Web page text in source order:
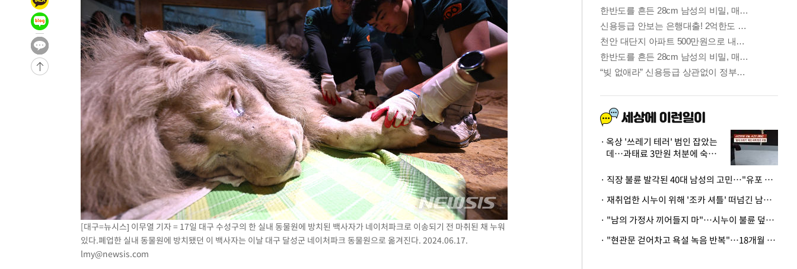
[대구=뉴시스] 이무열 기자 = 17일 대구 수성구의 한 실내 동물원에 방치된 백사자가 네이처파크로 이송되기 전 마취된 채 누워
있다.폐업한 실내 동물원에 방치됐던 이 백사자는 이날 대구 달성군 네이처파크 동물원으로 옮겨진다. 2024.06.17.
lmy@newsis.com
옥상 '쓰레기 테러' 범인 잡았는
데…과태료 3만원 처분에 숙박업
· 직장 불륜 발각된 40대 남성의 고민…"유포 동료 명예훼손·협박죄 고소 가능할까"
· 재취업한 시누이 위해 '조카 셔틀' 떠넘긴 남편…아내 "난 못한다"
· "남의 가정사 끼어들지 마"…시누이 불륜 덮으려는 남편에 억울한 아내
· "현관문 걷어차고 욕설 녹음 반복"…18개월 아기 키우는 집 뒤흔든 '앞집의 비극'